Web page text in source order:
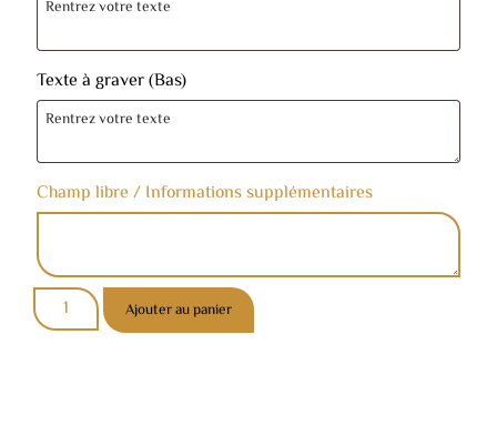
Texte à graver (Bas)
Champ libre / Informations supplémentaires
Ajouter au panier